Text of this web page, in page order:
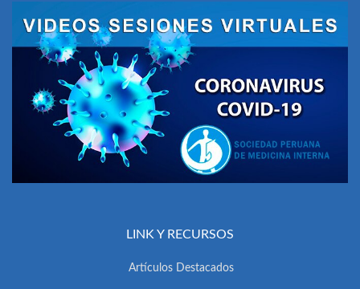
LINK Y RECURSOS
Artículos Destacados